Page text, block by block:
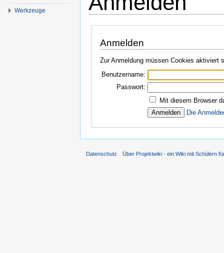
Anmelden
Zur Anmeldung müssen Cookies aktiviert
Benutzername:
Passwort:
Mit diesem Browser
Die
Werkzeuge
Datenschutz Über Projektwiki - ein Wiki mit Schülern